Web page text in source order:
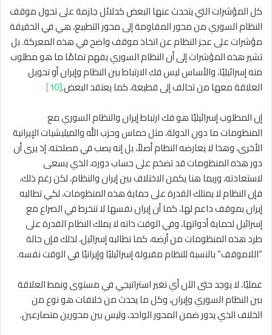
كل المؤشرات التي يتحدث عنها البعض كدلائل جازمة على تحول موقف
النظام السوري من محور المقاومة إلى محور التطبيع، هي في الحقيقة
مؤشرات على عجز النظام عن اتخاذ موقف واضح في هذه المعركة. بل
تشير هذه المؤشرات إلى أن النظام السوري يفهم تمامًا ما هو مطلوب
منه إسرائيليًا، والأساس ليس فك الارتباط بين النظام وإيران أو تحويل
العلاقة معها من تحالف إلى قطيعة، كما يعتقد البعض.[10]
إن المطلوب إسرائيليًا هو فك ارتباط إيران والنظام السوري مع
المنظومات ما دون الدولة، مثل حماس وحزب الله والميليشيات الإيرانية
الأخرى، وهذا لا يعارضه النظام أصلاً، بل إنه يصب في مصلحته، إذ يرى أن
دور هذه المنظومات قد تضخم على حساب دوره، الذي يسعى
لاستعادته، وربما هنا يكمن الاختلاف بين إيران والنظام، لكن رغم ذلك،
فإن النظام لا يمتلك القدرة على حماية هذه المنظومات، لكي تطالبه
إيران بموقف داعم لها، كما أن إيران نفسها لا تنخرط في الصراع مع
إسرائيل لحماية أدواتها، وفي الوقت ذاته لا يملك النظام القدرة على
طرد هذه المنظومات من أرضه، كما تطالبه إسرائيل، لذلك فإن حالة
“اللاموقف” بالنسبة للنظام مقبولة إسرائيليًا وإيرانيًا في الوقت نفسه.
عمليًا، لا يوجد حتى الآن أي تغير استراتيجي في مستوى ونمط العلاقة
بين النظام السوري وإيران، وكل ما يحدث من خلافات هو نوع من
الخلاف الذي يدور ضمن المحور الواحد، وليس بين محورين متصارعين.